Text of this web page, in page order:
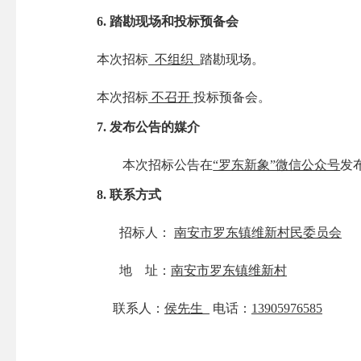
6. 踏勘现场和投标预备会
本次招标 不组织 踏勘现场。
本次招标 不召开 投标预备会。
7. 发布公告的媒介
本次招标公告在“罗东新象”微信公众号发
8. 联系方式
招标人： 南安市罗东镇维新村民委员会
地 址： 南安市罗东镇维新村
联系人： 侯先生 电话： 13905976585